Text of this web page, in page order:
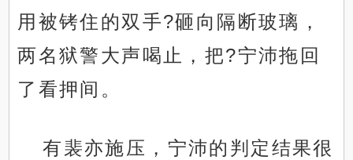
用被铐住的双手?砸向隔断玻璃，
两名狱警大声喝止，把?宁沛拖回
了看押间。
有裴亦施压，宁沛的判定结果很